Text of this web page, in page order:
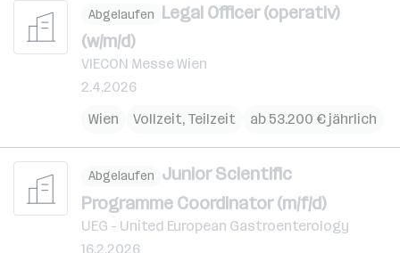
Abgelaufen Legal Officer (operativ)
(w/m/d)
VIECON Messe Wien
2.4.2026
Wien
Vollzeit, Teilzeit ab 53.200 € jährlich
Abgelaufen Junior Scientific
Programme Coordinator (m/f/d)
UEG - United European Gastroenterology
16.2.2026